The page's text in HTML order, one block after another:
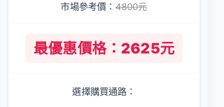
市場參考價：4800元
最優惠價格：2625元
選擇購買通路：